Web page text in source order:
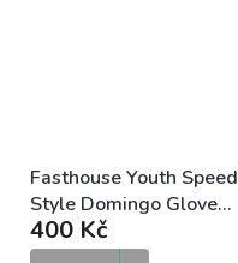
Fasthouse Youth Speed
Style Domingo Glove
Black Moss dětské MX
rukavice
400 Kč